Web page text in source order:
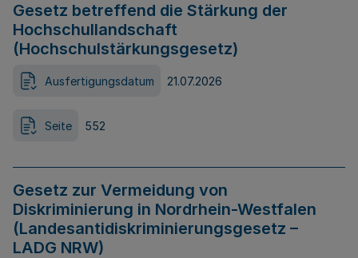
Gesetz betreffend die Stärkung der
Hochschullandschaft
(Hochschulstärkungsgesetz)
Ausfertigungsdatum 21.07.2026
Seite 552
Gesetz zur Vermeidung von
Diskriminierung in Nordrhein-Westfalen
(Landesantidiskriminierungsgesetz –
LADG NRW)